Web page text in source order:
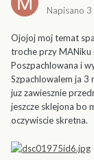
Napisano 3
Ojojoj moj temat
troche przy
Poszpachlowana i
Szpachlowalem ja 3
juz zawiesznie
jeszcze sklejona bo
oczywiscie skretna.